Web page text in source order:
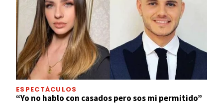
ESPECTÁCULOS
“Yo no hablo con casados pero sos mi permitido”